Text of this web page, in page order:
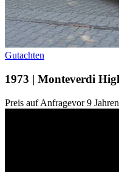
Gutachten
1973 | Monteverdi
Preis auf Anfragevor 9 Jahren